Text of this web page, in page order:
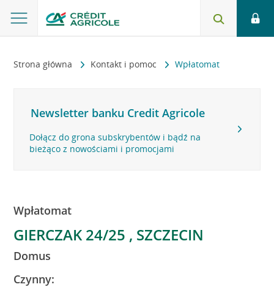
Strona główna Kontakt i pomoc Wpłatomat
Newsletter banku Credit Agricole
Dołącz do grona subskrybentów i bądź na
bieżąco z nowościami i promocjami
Wpłatomat
GIERCZAK 24/25 , SZCZECIN
Domus
Czynny: